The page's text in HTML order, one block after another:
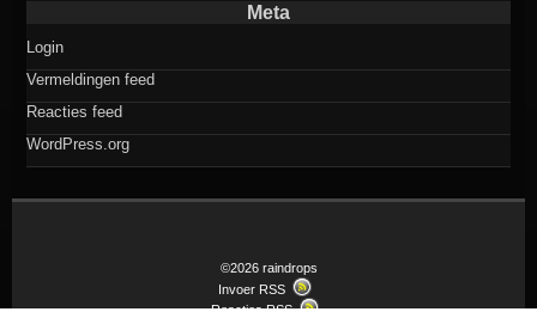
Meta
Login
Vermeldingen feed
Reacties feed
WordPress.org
©2026 raindrops
Invoer RSS
Reacties RSS